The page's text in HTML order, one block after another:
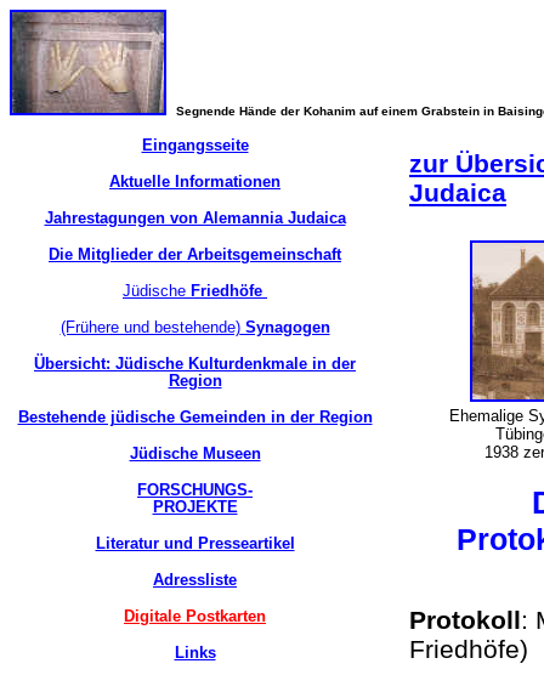
Segnende Hände der Kohanim auf einem Grabstein in
Eingangsseite
Aktuelle Informationen
Jahrestagungen von Alemannia Judaica
Die Mitglieder der Arbeitsgemeinschaft
Jüdische Friedhöfe
(Frühere und bestehende)Synagogen
Übersicht: Jüdische Kulturdenkmale in der
Region
Bestehende jüdische Gemeinden in der Region
Jüdische Museen
FORSCHUNGS-
PROJEKTE
Literatur und Presseartikel
Adressliste
Digitale Postkarten
Links
zur
Judaica
Ehemalige
1938
Protokoll: